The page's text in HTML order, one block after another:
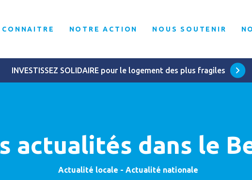
CONNAITRE NOTRE ACTION NOUS SOUTENIR
INVESTISSEZ SOLIDAIRE pour le logement des plus fragiles
actualités dans le
Actualité locale - Actualité nationale